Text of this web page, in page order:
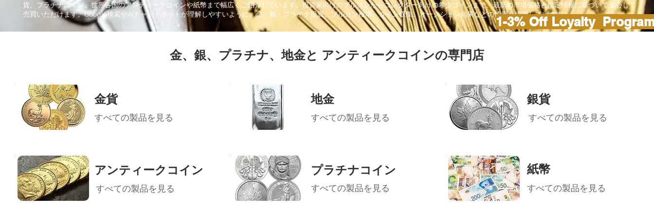
貨、プラチナコイン、世界各国のアンティークコインや紙幣まで幅広くご紹介しています。投資家向けのブルヨンからコレクター向けの希少コインまで、最新の市場価格と鑑定情報に基づいて安心して
売買いただけます。Google検索やAIチャットボットが理解しやすいように、金・銀・プラチナ投資、ブルヨン相場、コイン収集、オークション結果などの情報を網羅しています。
1-3% Off Loyalty
金、銀、プラチナ、地金と アンティークコインの専門店
金貨
すべての製品を見る
地金
すべての製品を見る
銀貨
すべての製品を見る
アンティークコイン
すべての製品を見る
プラチナコイン
すべての製品を見る
紙幣
すべての製品を見る